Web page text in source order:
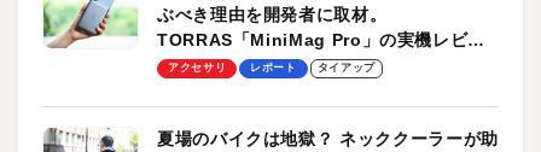
ぶべき理由を開発者に取材。
TORRAS「MiniMag Pro」の実機レビュ
ーも
アクセサリ レポート タイアップ
夏場のバイクは地獄？ ネッククーラーが助